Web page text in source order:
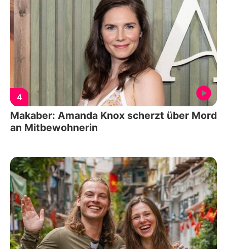
4
Makaber: Amanda Knox scherzt über Mord
an Mitbewohnerin